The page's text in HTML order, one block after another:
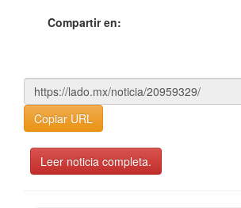
Compartir en:
Copiar URL
Leer noticia completa.